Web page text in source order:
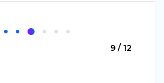
9 / 12